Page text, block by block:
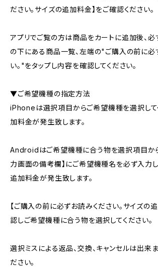
ださい。サイズの追加料金】をご確認ください。
アプリでご覧の方は商品をカートに追加後、必
の下にある商品一覧、左端の"ご購入の前に必
い。"をタップし内容を確認してください。
▼ご希望機種の指定方法
iPhoneは選択項目からご希望機種を選択して
加料金が発生致します。
Androidはご希望機種に合う物を選択項目から
力画面の備考欄】にご希望機種名を必ず入力し
追加料金が発生致します。
【ご購入の前に必ずお読みください。サイズの
認しご希望機種に合う物を選択してください。
選択ミスによる返品、交換、キャンセルは出来
ださい。